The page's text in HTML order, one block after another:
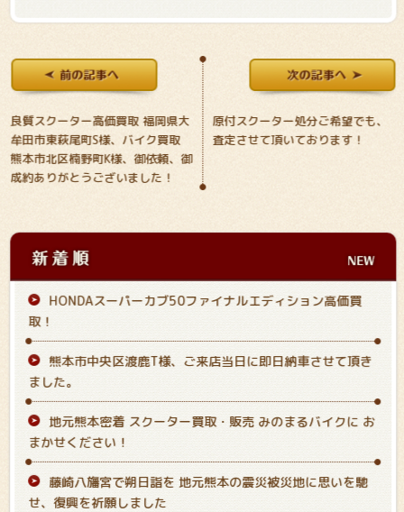
良質スクーター高価買取 福岡県大
牟田市東萩尾町S様、バイク買取
熊本市北区楠野町K様、御依頼、御
成約ありがとうございました！
原付スクーター処分ご希望でも、
査定させて頂いております！
HONDAスーパーカブ50ファイナルエディション高価買
取！
熊本市中央区渡鹿T様、ご来店当日に即日納車させて頂き
ました。
地元熊本密着 スクーター買取・販売 みのまるバイクに お
まかせください！
藤崎八旛宮で朔日詣を 地元熊本の震災被災地に思いを馳
せ、復興を祈願しました